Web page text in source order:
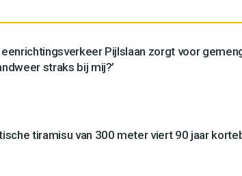
Pijlslaan zorgt voor
straks bij mij?’
tiramisu van 300 meter viert 90 jaar